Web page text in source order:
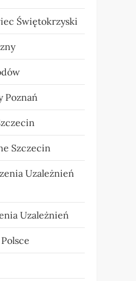
Świętokrzyski
Poznań
Szczecin
Uzależnień
Uzależnień